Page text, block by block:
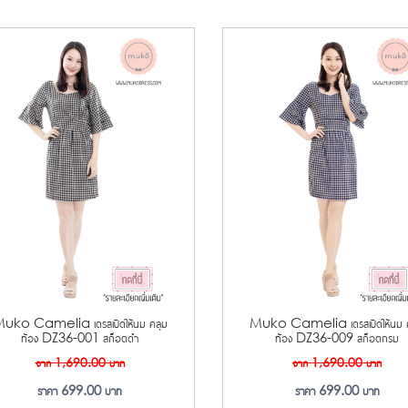
Camelia เดรสเปิดให้นม คลุม
ท้อง DZ36-001 สก็อตดำ
จาก1,690.00บาท
ราคา 699.00บาท
Muko Camelia เดรสเปิดให้นม
ท้อง DZ36-009 สก็อตกรม
จาก1,690.00บาท
ราคา 699.00บาท